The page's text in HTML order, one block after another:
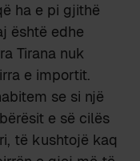
ha e pi gjithë
është edhe
Tirana nuk
e importit.
se si një
e së cilës
të kushtojë kaq